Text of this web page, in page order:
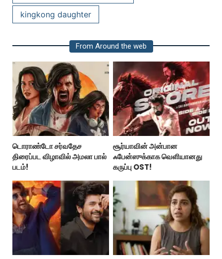
kingkong daughter
From Around the web
டொராண்டோ சர்வதேச
திரைப்பட விழாவில் அமலா பால்
படம்!
சூர்யாவின் அன்பான
ஃபேன்ஸுக்காக வெளியானது
கருப்பு OST!